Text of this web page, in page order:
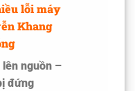
lỗi máy
Khang
nguồn –
đứng